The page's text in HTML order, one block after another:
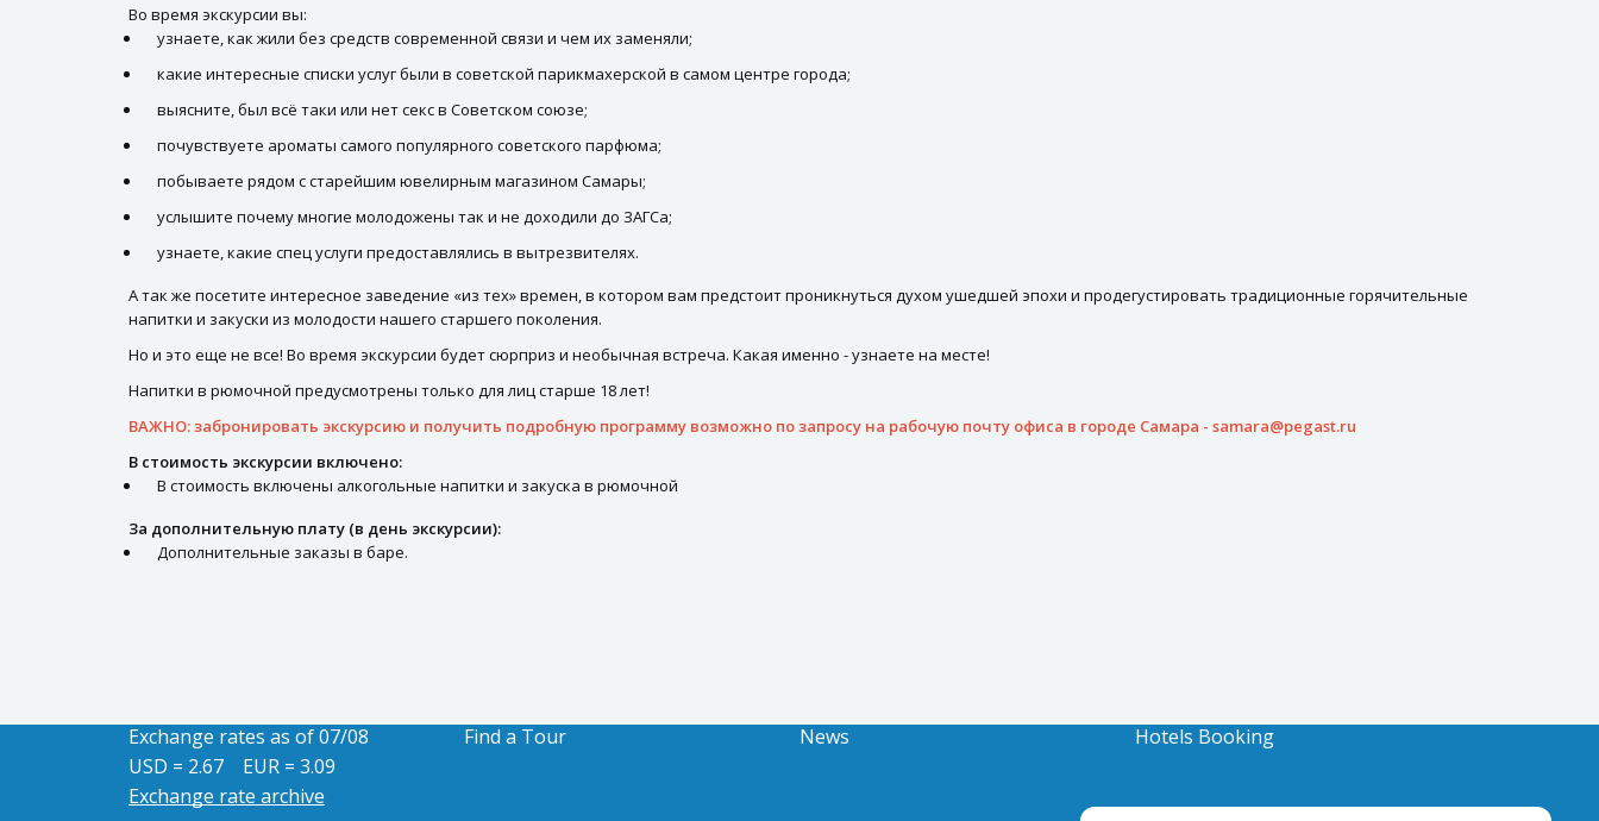
Во время экскурсии вы:
узнаете, как жили без средств современной связи и чем их заменяли;
какие интересные списки услуг были в советской парикмахерской в самом центре города;
выясните, был всё таки или нет секс в Советском союзе;
почувствуете ароматы самого популярного советского парфюма;
побываете рядом с старейшим ювелирным магазином Самары;
услышите почему многие молодожены так и не доходили до ЗАГСа;
узнаете, какие спец услуги предоставлялись в вытрезвителях.
А так же посетите интересное заведение «из тех» времен, в котором вам предстоит проникнуться духом ушедшей эпохи и продегустировать традиционные горячительные
напитки и закуски из молодости нашего старшего поколения.
Но и это еще не все! Во время экскурсии будет сюрприз и необычная встреча. Какая именно - узнаете на месте!
Напитки в рюмочной предусмотрены только для лиц старше 18 лет!
ВАЖНО: забронировать экскурсию и получить подробную программу возможно по запросу на рабочую почту офиса в городе Самара - samara@pegast.ru
В стоимость экскурсии включено:
В стоимость включены алкогольные напитки и закуска в рюмочной
За дополнительную плату (в день экскурсии):
Дополнительные заказы в баре.
Exchange rates as of 07/08
USD = 2.67
EUR = 3.09
Exchange rate archive
Find a Tour News Hotels Booking